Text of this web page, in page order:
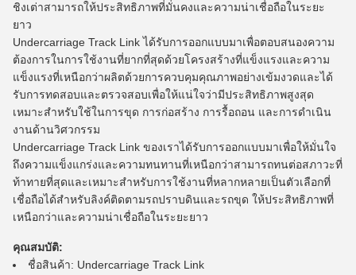
ชิงเต่าสามารถให้ประสิทธิภาพที่มั่นคงและความน่าเชื่อถือในระยะ
ยาว
Undercarriage Track Link ได้รับการออกแบบมาเพื่อตอบสนองความ
ต้องการในการใช้งานที่ยากที่สุดด้วยโครงสร้างที่แข็งแรงและความ
แข็งแรงที่เหนือกว่าผลิตด้วยการควบคุมคุณภาพอย่างเข้มงวดและได้
รับการทดสอบและตรวจสอบเพื่อให้แน่ใจว่ามีประสิทธิภาพสูงสุด
เหมาะสำหรับใช้ในการขุด การก่อสร้าง การรื้อถอน และการดำเนิน
งานด้านวิศวกรรม
Undercarriage Track Link ของเราได้รับการออกแบบมาเพื่อให้มั่นใจ
ถึงความแข็งแกร่งและความทนทานที่เหนือกว่าสามารถทนต่อสภาวะที่
ท้าทายที่สุดและเหมาะสำหรับการใช้งานที่หลากหลายเป็นตัวเลือกที่
เชื่อถือได้สำหรับลิงค์ติดตามรถปราบดินและรถขุด ให้ประสิทธิภาพที่
เหนือกว่าและความน่าเชื่อถือในระยะยาว
คุณสมบัติ:
ชื่อสินค้า: Undercarriage Track Link